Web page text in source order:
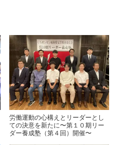
労働運動の心構えとリーダーとし
ての決意を新たに〜第１０期リー
ダー養成塾（第４回）開催〜